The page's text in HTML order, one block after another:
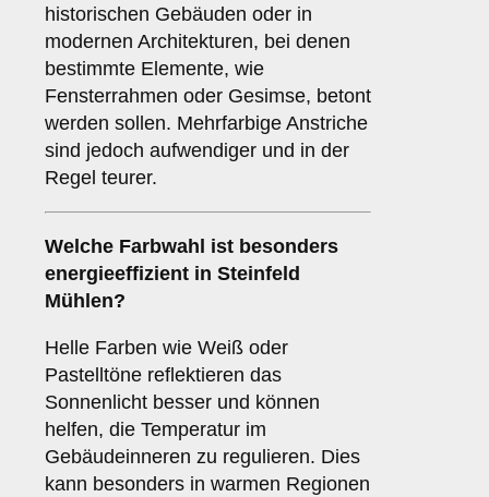
historischen Gebäuden oder in
modernen Architekturen, bei denen
bestimmte Elemente, wie
Fensterrahmen oder Gesimse, betont
werden sollen. Mehrfarbige Anstriche
sind jedoch aufwendiger und in der
Regel teurer.
Welche Farbwahl ist besonders
energieeffizient in Steinfeld
Mühlen?
Helle Farben wie Weiß oder
Pastelltöne reflektieren das
Sonnenlicht besser und können
helfen, die Temperatur im
Gebäudeinneren zu regulieren. Dies
kann besonders in warmen Regionen